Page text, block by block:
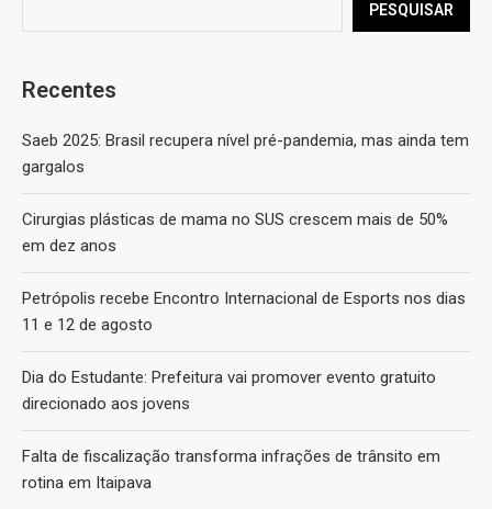
PESQUISAR
Recentes
Saeb 2025: Brasil recupera nível pré-pandemia, mas ainda tem
gargalos
Cirurgias plásticas de mama no SUS crescem mais de 50%
em dez anos
Petrópolis recebe Encontro Internacional de Esports nos dias
11 e 12 de agosto
Dia do Estudante: Prefeitura vai promover evento gratuito
direcionado aos jovens
Falta de fiscalização transforma infrações de trânsito em
rotina em Itaipava